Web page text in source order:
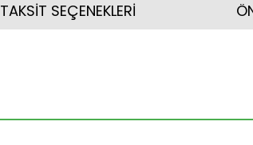
TAKSİT SEÇENEKLERİ